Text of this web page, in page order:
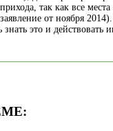
так как все
от ноября
это и